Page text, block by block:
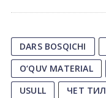
DARS BOSQICHI
O‘QUV MATERIAL
USULL
ЧЕТ ТИЛ